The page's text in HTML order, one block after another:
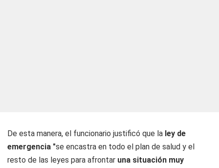
De esta manera, el funcionario justificó que la ley de
emergencia "se encastra en todo el plan de salud y el
resto de las leyes para afrontar una situación muy